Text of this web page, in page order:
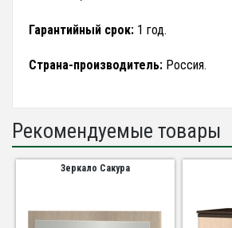
Гарантийный срок: 1 год.
Страна-производитель: Россия.
Рекомендуемые товары
Зеркало Сакура